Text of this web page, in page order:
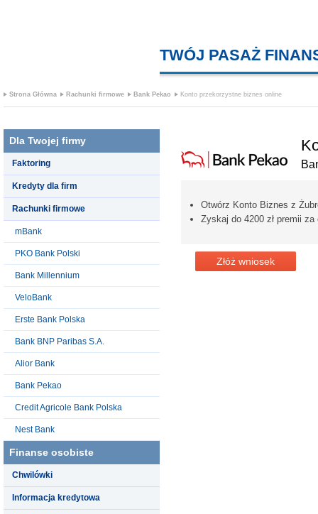
TWÓJ PASAŻ
Strona Główna Rachunki firmowe Bank Pekao Konto przekorzystne biznes online
Dla Twojej firmy
Faktoring
Kredyty dla firm
Rachunki firmowe
mBank
PKO Bank Polski
Bank Millennium
VeloBank
Erste Bank Polska
Bank BNP Paribas S.A.
Alior Bank
Bank Pekao
Credit Agricole Bank Polska
Nest Bank
Finanse osobiste
Chwilówki
Informacja kredytowa
Otwórz Konto Biznes z
Zyskaj do 4200 zł premii
Złóż wniosek